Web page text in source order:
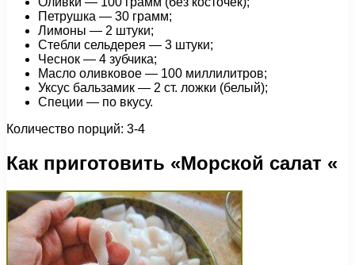
Петрушка — 30 грамм;
Лимоны — 2 штуки;
Стебли сельдерея — 3 штуки;
Чеснок — 4 зубчика;
Масло оливковое — 100 миллилитров;
Уксус бальзамик — 2 ст. ложки (белый);
Специи — по вкусу.
Количество порций: 3-4
Как приготовить «Морской салат «